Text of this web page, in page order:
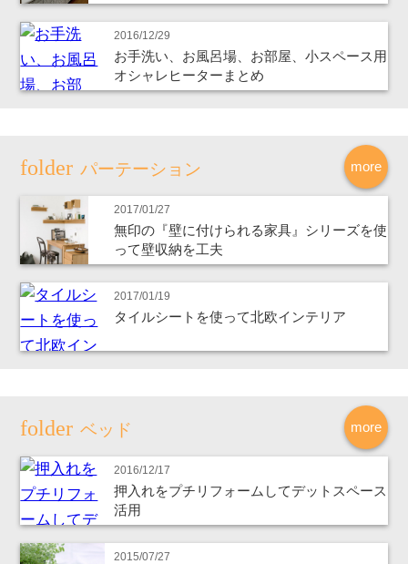
2016/12/29
お手洗い、お風呂場、お部屋、小スペース用
オシャレヒーターまとめ
more
パーテーション
2017/01/27
無印の『壁に付けられる家具』シリーズを使
って壁収納を工夫
2017/01/19
タイルシートを使って北欧インテリア
more
ベッド
2016/12/17
押入れをプチリフォームしてデットスペース
活用
2015/07/27